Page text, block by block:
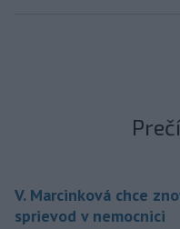
V. Marcinková chce
sprievod v nemocnici